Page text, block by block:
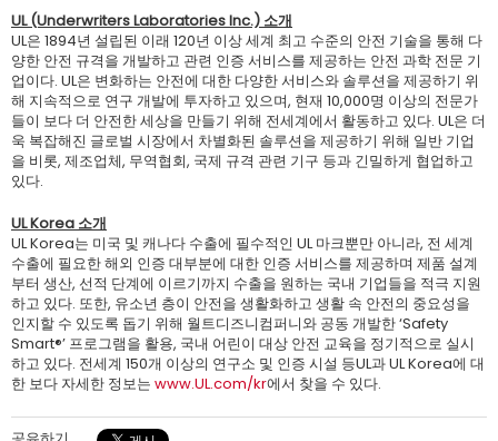
UL (Underwriters Laboratories Inc.) 소개
UL은 1894년 설립된 이래 120년 이상 세계 최고 수준의 안전 기술을 통해 다
양한 안전 규격을 개발하고 관련 인증 서비스를 제공하는 안전 과학 전문 기
업이다. UL은 변화하는 안전에 대한 다양한 서비스와 솔루션을 제공하기 위
해 지속적으로 연구 개발에 투자하고 있으며, 현재 10,000명 이상의 전문가
들이 보다 더 안전한 세상을 만들기 위해 전세계에서 활동하고 있다. UL은 더
욱 복잡해진 글로벌 시장에서 차별화된 솔루션을 제공하기 위해 일반 기업
을 비롯, 제조업체, 무역협회, 국제 규격 관련 기구 등과 긴밀하게 협업하고
있다.
UL Korea 소개
UL Korea는 미국 및 캐나다 수출에 필수적인 UL 마크뿐만 아니라, 전 세계
수출에 필요한 해외 인증 대부분에 대한 인증 서비스를 제공하며 제품 설계
부터 생산, 선적 단계에 이르기까지 수출을 원하는 국내 기업들을 적극 지원
하고 있다. 또한, 유소년 층이 안전을 생활화하고 생활 속 안전의 중요성을
인지할 수 있도록 돕기 위해 월트디즈니컴퍼니와 공동 개발한 ‘Safety
Smart®’ 프로그램을 활용, 국내 어린이 대상 안전 교육을 정기적으로 실시
하고 있다. 전세계 150개 이상의 연구소 및 인증 시설 등UL과 UL Korea에 대
한 보다 자세한 정보는 www.UL.com/kr에서 찾을 수 있다.